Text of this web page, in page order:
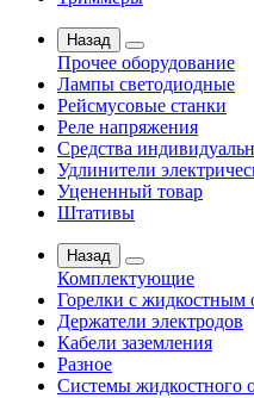
Назад
Прочее оборудование
Лампы светодиодные
Рейсмусовые станки
Реле напряжения
Средства
Удлинители
Уцененный товар
Штативы
Назад
Комплектующие
Горелки с жидкостным
Держатели электродов
Кабели заземления
Разное
Системы жидкостного